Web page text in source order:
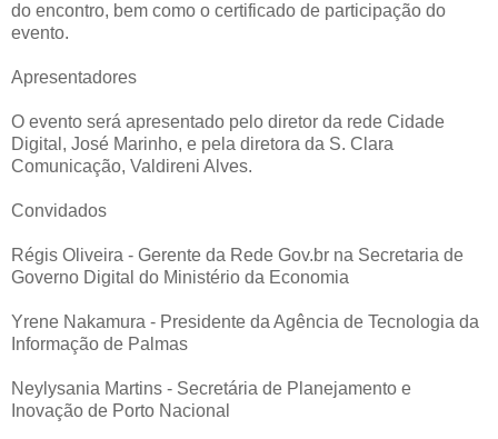
do encontro, bem como o certificado de participação do
evento.
Apresentadores
O evento será apresentado pelo diretor da rede Cidade
Digital, José Marinho, e pela diretora da S. Clara
Comunicação, Valdireni Alves.
Convidados
Régis Oliveira - Gerente da Rede Gov.br na Secretaria de
Governo Digital do Ministério da Economia
Yrene Nakamura - Presidente da Agência de Tecnologia da
Informação de Palmas
Neylysania Martins - Secretária de Planejamento e
Inovação de Porto Nacional